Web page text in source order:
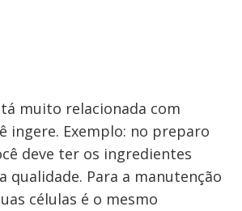
muito relacionada com
ingere. Exemplo: no preparo
deve ter os ingredientes
qualidade. Para a manutenção
células é o mesmo